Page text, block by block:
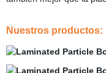
Nuestros productos: